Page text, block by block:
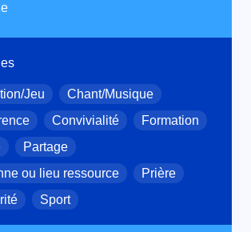
Jeu
Chant/Musique
Convivialité
Formation
Partage
ou lieu ressource
Prière
Sport